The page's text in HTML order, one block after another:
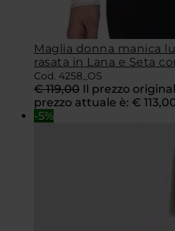
Maglia donna manica
rasata in Lana e Seta
Cod. 4258_OS
€119,00 Il prezzo
prezzo attuale è: €
-5%